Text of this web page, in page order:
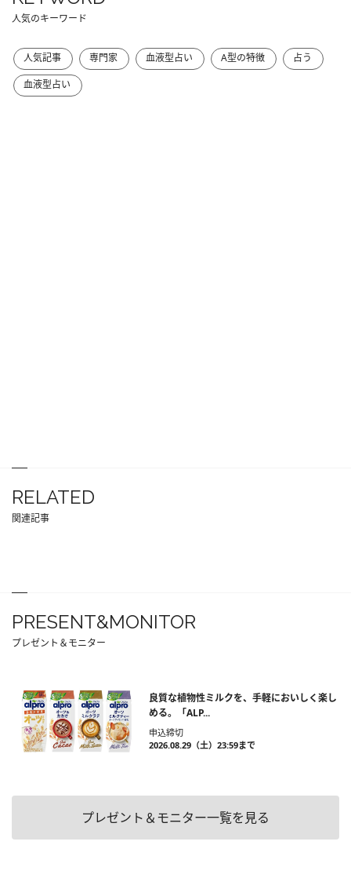
人気のキーワード
人気記事 専門家 血液型占い A型の特徴
占う
血液型占い
RELATED
関連記事
PRESENT&MONITOR
プレゼント＆モニター
良質な植物性ミルクを、手軽においしく楽し
める。「ALP...
申込締切
2026.08.29（土）23:59まで
プレゼント＆モニター一覧を見る